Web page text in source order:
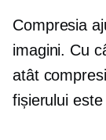
Compresia
imagini. Cu
atât
fișierului